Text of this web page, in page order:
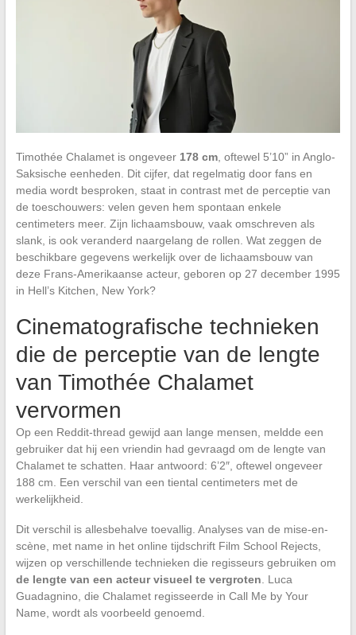
Timothée Chalamet is ongeveer 178 cm, oftewel 5’10” in Anglo-
Saksische eenheden. Dit cijfer, dat regelmatig door fans en
media wordt besproken, staat in contrast met de perceptie van
de toeschouwers: velen geven hem spontaan enkele
centimeters meer. Zijn lichaamsbouw, vaak omschreven als
slank, is ook veranderd naargelang de rollen. Wat zeggen de
beschikbare gegevens werkelijk over de lichaamsbouw van
deze Frans-Amerikaanse acteur, geboren op 27 december 1995
in Hell’s Kitchen, New York?
Cinematografische technieken
die de perceptie van de lengte
van Timothée Chalamet
vervormen
Op een Reddit-thread gewijd aan lange mensen, meldde een
gebruiker dat hij een vriendin had gevraagd om de lengte van
Chalamet te schatten. Haar antwoord: 6’2″, oftewel ongeveer
188 cm. Een verschil van een tiental centimeters met de
werkelijkheid.
Dit verschil is allesbehalve toevallig. Analyses van de mise-en-
scène, met name in het online tijdschrift Film School Rejects,
wijzen op verschillende technieken die regisseurs gebruiken om
de lengte van een acteur visueel te vergroten . Luca
Guadagnino, die Chalamet regisseerde in Call Me by Your
Name, wordt als voorbeeld genoemd.